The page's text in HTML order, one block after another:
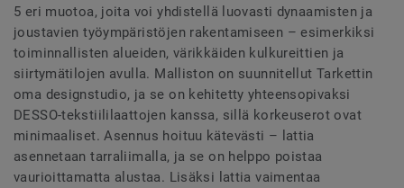
5 eri muotoa, joita voi yhdistellä luovasti dynaamisten ja
joustavien työympäristöjen rakentamiseen – esimerkiksi
toiminnallisten alueiden, värikkäiden kulkureittien ja
siirtymätilojen avulla. Malliston on suunnitellut Tarkettin
oma designstudio, ja se on kehitetty yhteensopivaksi
DESSO-tekstiililaattojen kanssa, sillä korkeuserot ovat
minimaaliset. Asennus hoituu kätevästi – lattia
asennetaan tarraliimalla, ja se on helppo poistaa
vaurioittamatta alustaa. Lisäksi lattia vaimentaa